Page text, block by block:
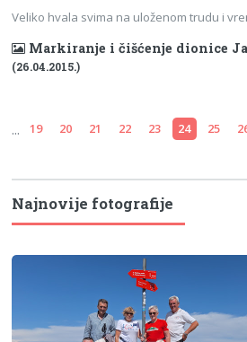
Veliko hvala svima na uloženom trudu i
Markiranje i čišćenje dionice
(26.04.2015.)
... 19 20 21 22 23 24 25
Najnovije fotografije